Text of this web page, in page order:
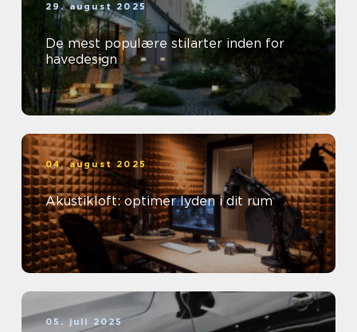
29. august 2025
De mest populære stilarter inden for
havedesign
04. august 2025
Akustikloft: optimer lyden i dit rum
05. juli 2025